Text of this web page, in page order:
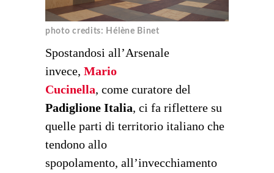
photo credits: Hélène Binet
Spostandosi all’Arsenale
invece, Mario
Cucinella, come curatore del
Padiglione Italia, ci fa riflettere su
quelle parti di territorio italiano che
tendono allo
spopolamento, all’invecchiamento